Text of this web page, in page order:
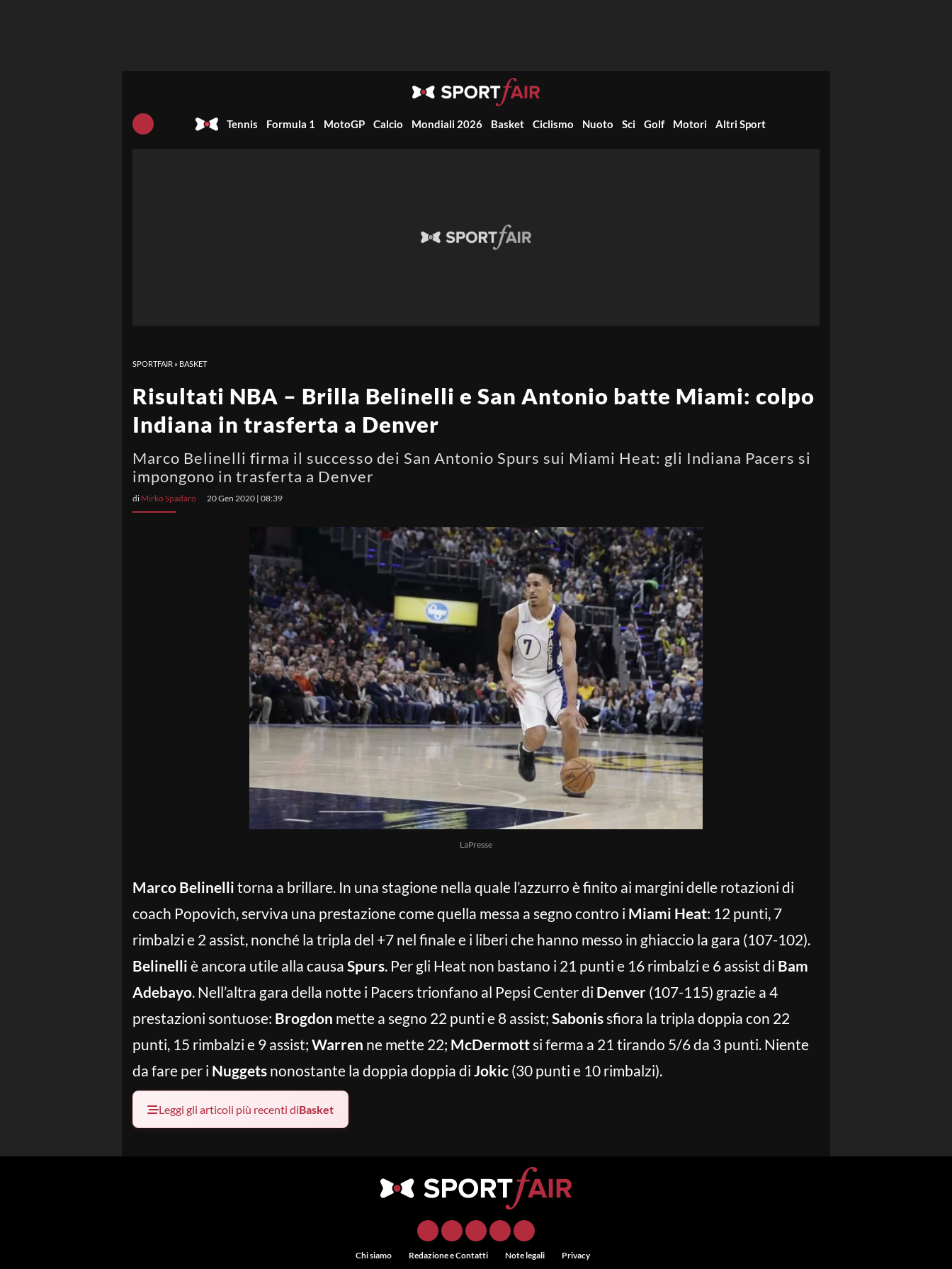
Tennis Formula 1 MotoGP Calcio Mondiali 2026 Basket Ciclismo Nuoto Sci Golf Motori Altri Sport
SPORTFAIR » BASKET
Risultati NBA – Brilla Belinelli e San Antonio batte Miami: colpo
Indiana in trasferta a Denver
Marco Belinelli firma il successo dei San Antonio Spurs sui Miami Heat: gli Indiana Pacers si
impongono in trasferta a Denver
di Mirko Spadaro 20 Gen 2020 | 08:39
LaPresse
Marco Belinelli torna a brillare. In una stagione nella quale l’azzurro è finito ai margini delle rotazioni di
coach Popovich, serviva una prestazione come quella messa a segno contro i Miami Heat: 12 punti, 7
rimbalzi e 2 assist, nonché la tripla del +7 nel finale e i liberi che hanno messo in ghiaccio la gara (107-102).
Belinelli è ancora utile alla causa Spurs. Per gli Heat non bastano i 21 punti e 16 rimbalzi e 6 assist di Bam
Adebayo. Nell’altra gara della notte i Pacers trionfano al Pepsi Center di Denver (107-115) grazie a 4
prestazioni sontuose: Brogdon mette a segno 22 punti e 8 assist; Sabonissfiora la tripla doppia con 22
punti, 15 rimbalzi e 9 assist; Warren ne mette 22; McDermottsi ferma a 21 tirando 5/6 da 3 punti. Niente
da fare per i Nuggets nonostante la doppia doppia di Jokic (30 punti e 10 rimbalzi).
Leggi gli articoli più recenti diBasket
Chi siamo Redazione e Contatti Note legali Privacy